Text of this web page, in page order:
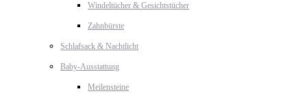
Windeltücher & Gesichtstücher
Zahnbürste
Schlafsack & Nachtlicht
Baby-Ausstattung
Meilensteine